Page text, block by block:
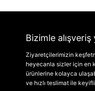
Bizimle
Ziyaretçilerimizin
heyecanla sizler için en
ürünlerine kolayca
ve hızlı teslimat ile